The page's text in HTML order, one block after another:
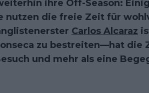
ihre Off-Season:
nutzen die freie Zeit für
Carlos Alcaraz
zu bestreiten—hat die
und mehr als eine